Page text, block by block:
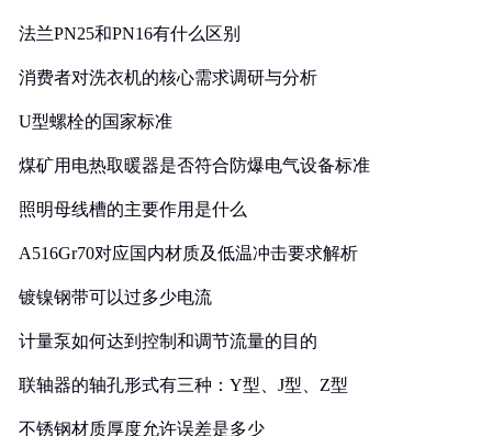
法兰PN25和PN16有什么区别
消费者对洗衣机的核心需求调研与分析
U型螺栓的国家标准
煤矿用电热取暖器是否符合防爆电气设备标准
照明母线槽的主要作用是什么
A516Gr70对应国内材质及低温冲击要求解析
镀镍钢带可以过多少电流
计量泵如何达到控制和调节流量的目的
联轴器的轴孔形式有三种：Y型、J型、Z型
不锈钢材质厚度允许误差是多少